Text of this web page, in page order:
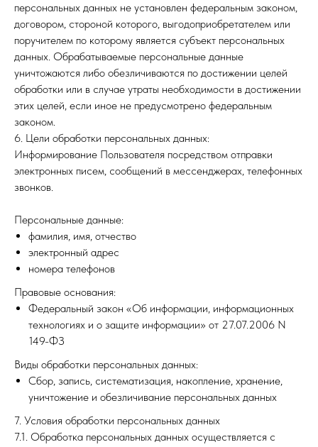
персональных данных не установлен федеральным законом,
договором, стороной которого, выгодоприобретателем или
поручителем по которому является субъект персональных
данных. Обрабатываемые персональные данные
уничтожаются либо обезличиваются по достижении целей
обработки или в случае утраты необходимости в достижении
этих целей, если иное не предусмотрено федеральным
законом.
6. Цели обработки персональных данных:
Информирование Пользователя посредством отправки
электронных писем, сообщений в мессенджерах, телефонных
звонков.
Персональные данные:
фамилия, имя, отчество
электронный адрес
номера телефонов
Правовые основания:
Федеральный закон «Об информации, информационных
технологиях и о защите информации» от 27.07.2006 N
149-ФЗ
Виды обработки персональных данных:
Сбор, запись, систематизация, накопление, хранение,
уничтожение и обезличивание персональных данных
7. Условия обработки персональных данных
7.1. Обработка персональных данных осуществляется с